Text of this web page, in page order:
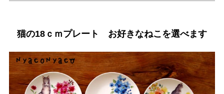
猫の18ｃｍプレート お好きなねこを選べます